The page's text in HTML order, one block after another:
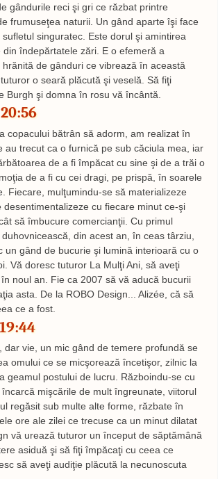
gândurile reci şi gri ce răzbat printre
frumuseţea naturii. Un gând aparte îşi face
singuratec. Este dorul şi amintirea
îndepărtatele zări. E o efemeră a
de gânduri ce vibrează în această
o seară plăcută şi veselă. Să fiţi
Burgh şi domna în rosu vă încântă.
copacului bătrân să adorm, am realizat în
au trecut ca o furnică pe sub căciula mea, iar
de a fi împăcat cu sine şi de a trăi o
de a fi cu cei dragi, pe prispă, în soarele
Fiecare, mulţumindu-se să materializeze
desentimentalizeze cu fiecare minut ce-şi
să îmbucure comercianţii. Cu primul
din acest an, în ceas târziu,
un gând de bucurie şi lumină interioară cu o
Vă doresc tuturor La Mulţi Ani, să aveţi
noul an. Fie ca 2007 să vă aducă bucurii
asta. De la ROBO Design... Alizée, că să
ce a fost.
dar vie, un mic gând de temere profundă se
omului ce se micşorează încetişor, zilnic la
geamul postului de lucru. Războindu-se cu
mişcările de mult îngreunate, viitorul
regăsit sub multe alte forme, răzbate în
ore ale zilei ce trecuse ca un minut dilatat
vă urează tuturor un început de săptămână
asiduă şi să fiţi împăcaţi cu ceea ce
să aveţi audiţie plăcută la necunoscuta